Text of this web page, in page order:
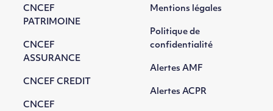
CNCEF
PATRIMOINE
CNCEF
ASSURANCE
CNCEF CREDIT
CNCEF
Mentions légales
Politique de
confidentialité
Alertes AMF
Alertes ACPR